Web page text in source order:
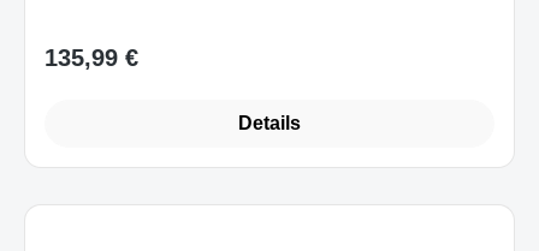
Regulärer Preis:
135,99 €
Details